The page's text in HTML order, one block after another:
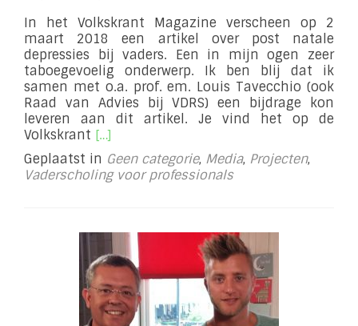
In het Volkskrant Magazine verscheen op 2
maart 2018 een artikel over post natale
depressies bij vaders. Een in mijn ogen zeer
taboegevoelig onderwerp. Ik ben blij dat ik
samen met o.a. prof. em. Louis Tavecchio (ook
Raad van Advies bij VDRS) een bijdrage kon
leveren aan dit artikel. Je vind het op de
Volkskrant Lees
meer
overArtikel
Volkskrant
2018
[…]
Geplaatst in Geen categorie, Media, Projecten,
Vaderscholing voor professionals